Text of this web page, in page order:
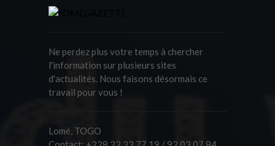
Ne perdez plus votre temps à chercher
l'information sur plusieurs sites
d'actualités. Nous faisons désormais ce
travail pour vous !
Lomé, TOGO